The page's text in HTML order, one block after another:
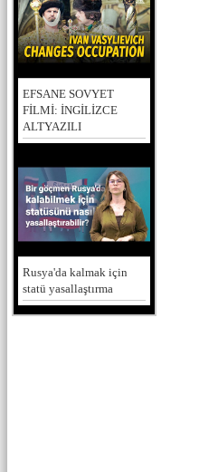
EFSANE SOVYET
FİLMİ: İNGİLİZCE
ALTYAZILI
Rusya'da kalmak için
statü yasallaştırma